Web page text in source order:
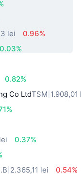
lei
0.96%
0.03%
0.82%
Co LtdTSM 1.908,01
0.37%
2.365,11 lei
0.54%